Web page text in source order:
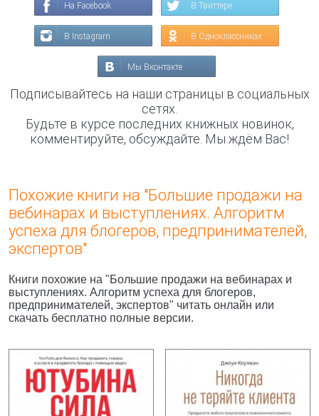
На Facebook В Твиттере
В Instagram В Одноклассниках
Мы Вконтакте
Подписывайтесь на наши страницы в социальных
сетях.
Будьте в курсе последних книжных новинок,
комментируйте, обсуждайте. Мы ждём Вас!
Похожие книги на "Большие продажи на
вебинарах и выступлениях. Алгоритм
успеха для блогеров, предпринимателей,
экспертов"
Книги похожие на "Большие продажи на вебинарах и
выступлениях. Алгоритм успеха для блогеров,
предпринимателей, экспертов" читать онлайн или
скачать бесплатно полные версии.